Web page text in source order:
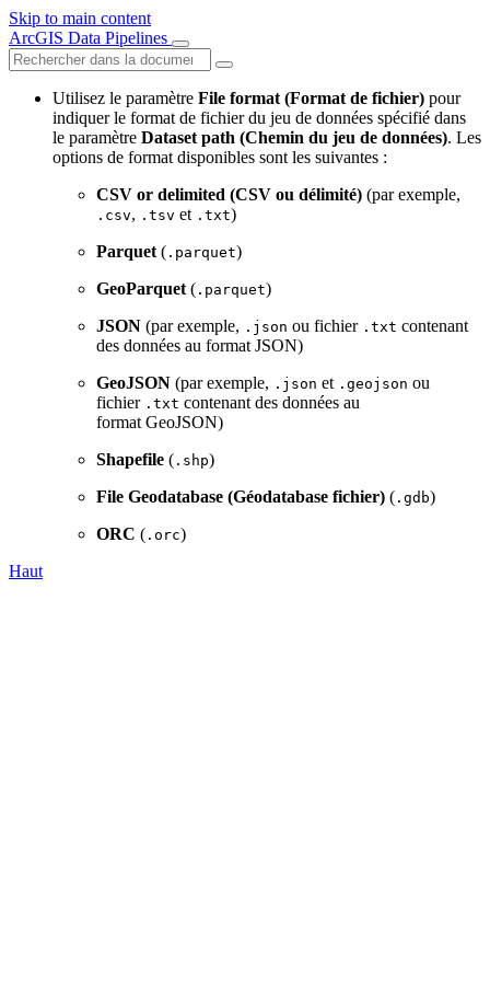
Skip to main content
ArcGIS Data Pipelines
Utilisez le paramètre File format (Format de fichier) pour
indiquer le format de fichier du jeu de données spécifié dans
le paramètre Dataset path (Chemin du jeu de données). Les
options de format disponibles sont les suivantes :
CSV or delimited (CSV ou délimité) (par exemple,
.csv, .tsv et .txt)
Parquet ( .parquet)
GeoParquet ( .parquet)
JSON (par exemple, .json ou fichier .txt contenant
des données au format JSON)
GeoJSON (par exemple, .json et .geojson ou
fichier .txt contenant des données au
format GeoJSON)
Shapefile ( .shp)
File Geodatabase (Géodatabase fichier) ( .gdb)
ORC ( .orc)
Haut